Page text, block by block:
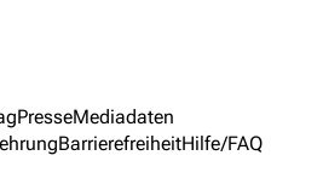
PresseMediadaten
BarrierefreiheitHilfe/FAQ